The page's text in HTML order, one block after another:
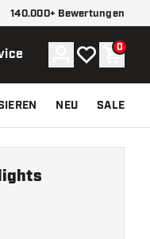
140.000+ Bewertungen
Konto
Meine 0
NEU SALE